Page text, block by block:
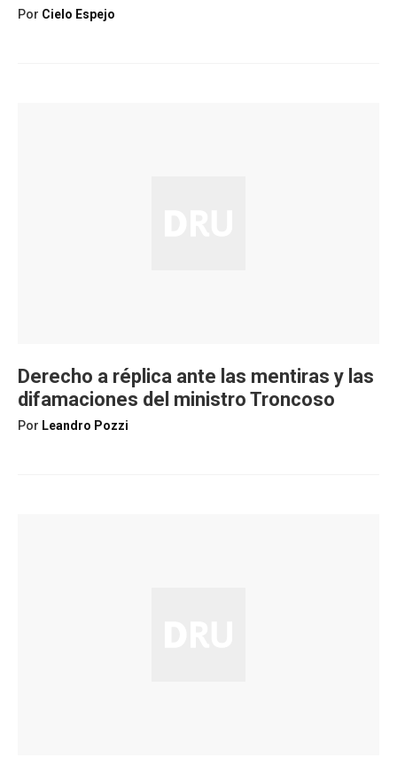
Por Cielo Espejo
Derecho a réplica ante las mentiras y las
difamaciones del ministro Troncoso
Por Leandro Pozzi